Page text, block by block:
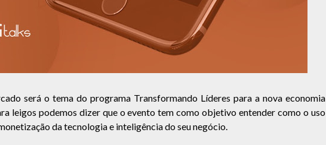
será o tema do programa Transformando Líderes para a nova economia
leigos podemos dizer que o evento tem como objetivo entender como o uso
da tecnologia e inteligência do seu negócio.